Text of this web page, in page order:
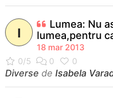
I
Lumea: Nu
lumea,pentru
18 mar 2013
Diverse de Isabela